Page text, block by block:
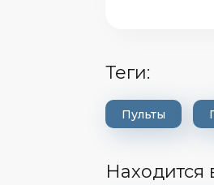
теги:
Пульты
Находится